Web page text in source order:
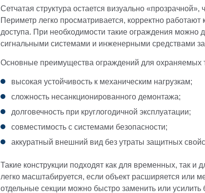
Сетчатая структура остается визуально
Периметр легко просматривается, корректно
доступа. При необходимости такие ограждения можно
сигнальными системами и инженерными средствами
Основные преимущества ограждений для охраняемых
высокая устойчивость к механическим нагрузкам;
сложность несанкционированного демонтажа;
долговечность при круглогодичной эксплуатации;
совместимость с системами безопасности;
аккуратный внешний вид без утраты защитных
Такие конструкции подходят как для временных, так
легко масштабируется, если объект расширяется или
отдельные секции можно быстро заменить или